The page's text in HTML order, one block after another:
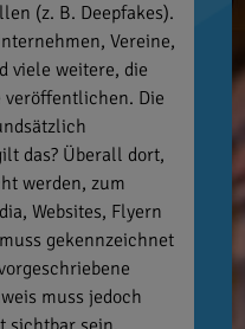
(z. B. Deepfakes).
Vereine,
viele weitere, die
Die
das? Überall dort,
werden, zum
Websites, Flyern
gekennzeichnet
muss jedoch